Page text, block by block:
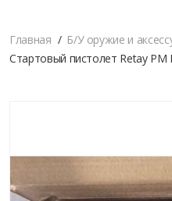
Главная Б/У оружие и
Стартовый пистолет Retay PM